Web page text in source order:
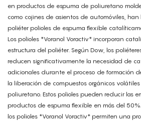
en productos de espuma de poliuretano
como cojines de asientos de automóviles,
poliéter polioles de espuma flexible
Los polioles *Voranol Voractiv* incorporan
estructura del poliéter. Según Dow, los
reducen significativamente la necesidad de
adicionales durante el proceso de formación
la liberación de compuestos orgánicos
poliuretano. Estos polioles pueden reducir las
productos de espuma flexible en más del
los polioles *Voranol Voractiv* permiten una